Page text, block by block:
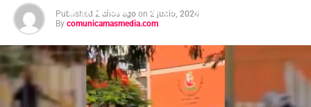
INTERNACIONAL SALUD TENDENCIAS
Published 2 años ago on 2 junio, 2024
By comunicamasmedia.com